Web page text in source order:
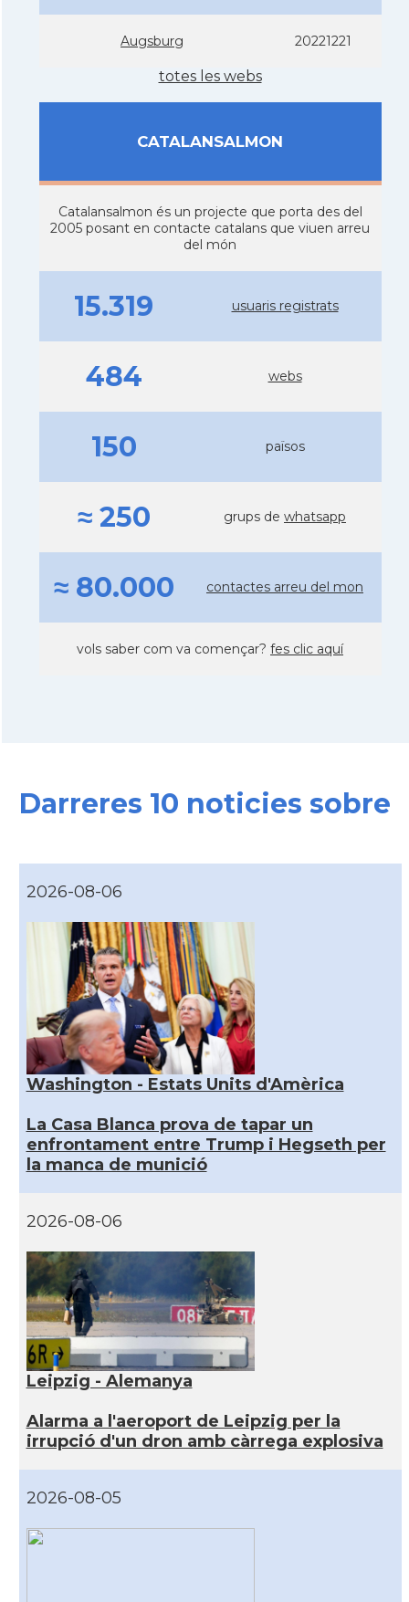
Augsburg 20221221
totes les webs
CATALANSALMON
Catalansalmon és un projecte que porta des del
2005 posant en contacte catalans que viuen arreu
del món
15.319 usuaris registrats
484 webs
150 països
≈ 250 grups de whatsapp
≈ 80.000 contactes arreu del mon
vols saber com va començar? fes clic aquí
Darreres 10 noticies sobre
2026-08-06
Washington - Estats Units d'Amèrica
La Casa Blanca prova de tapar un
enfrontament entre Trump i Hegseth per
la manca de munició
2026-08-06
Leipzig - Alemanya
Alarma a l'aeroport de Leipzig per la
irrupció d'un dron amb càrrega explosiva
2026-08-05